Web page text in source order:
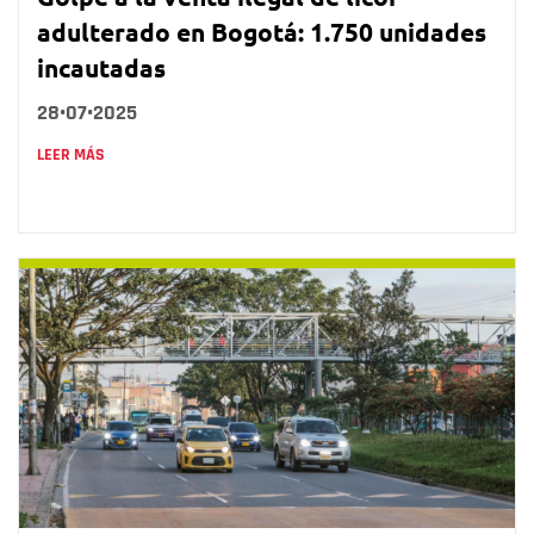
adulterado en Bogotá: 1.750 unidades
incautadas
28•07•2025
LEER MÁS